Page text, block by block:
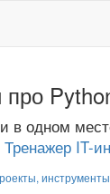
про
в одном
Тренажер IT-